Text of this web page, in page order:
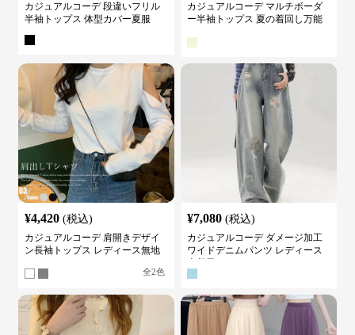
カジュアルコーデ 段違いフリル
半袖トップス 体型カバー夏服
カジュアルコーデ マルチボーダ
ー半袖トップス 夏の着回し万能
¥4,420 (税込)
カジュアルコーデ 肩開きデザイ
ン長袖トップス レディース無地
全2色
¥7,080 (税込)
カジュアルコーデ ダメージ加工
ワイドデニムパンツ レディース